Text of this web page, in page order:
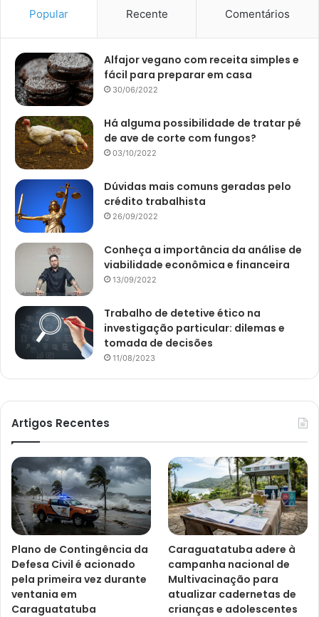
Popular Recente Comentários
Alfajor vegano com receita simples e
fácil para preparar em casa
30/06/2022
Há alguma possibilidade de tratar pé
de ave de corte com fungos?
03/10/2022
Dúvidas mais comuns geradas pelo
crédito trabalhista
26/09/2022
Conheça a importância da análise de
viabilidade econômica e financeira
13/09/2022
Trabalho de detetive ético na
investigação particular: dilemas e
tomada de decisões
11/08/2023
Artigos Recentes
Plano de Contingência da
Defesa Civil é acionado
pela primeira vez durante
ventania em
Caraguatatuba
Caraguatatuba adere à
campanha nacional de
Multivacinação para
atualizar cadernetas de
crianças e adolescentes